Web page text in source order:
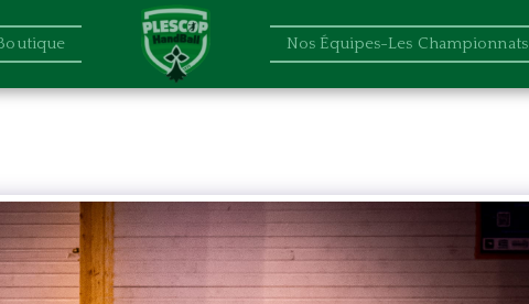
Nos Équipes-Les Championnats